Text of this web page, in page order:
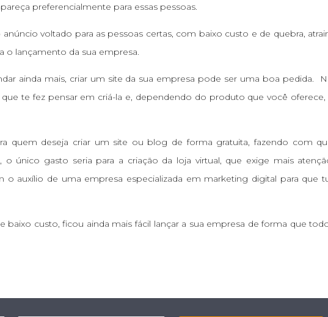
preferencialmente para essas pessoas.
voltado para as pessoas certas, com baixo custo e de quebra,
o lançamento da sua empresa.
ainda mais, criar um site da sua empresa pode ser uma boa pedida.
te fez pensar em criá-la e, dependendo do produto que você oferece,
quem deseja criar um site ou blog de forma gratuita, fazendo com
o único gasto seria para a criação da loja virtual, que exige mais
o auxílio de uma empresa especializada em marketing digital para que
baixo custo, ficou ainda mais fácil lançar a sua empresa de forma que